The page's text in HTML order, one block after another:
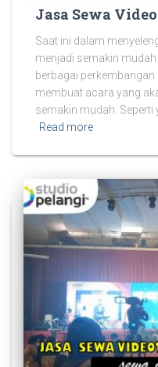
Jasa Sewa
Saat ini dalam
menjadi semakin
berbagai
membuat acara yang
semakin mudah. Seperti
Read more